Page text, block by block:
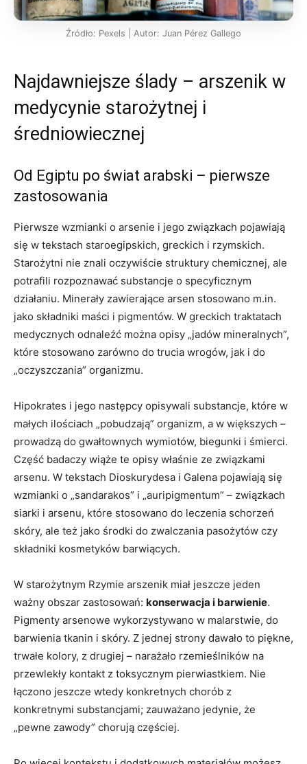
Źródło: Pexels | Autor: Juan Pérez Gallego
Najdawniejsze ślady – arszenik w
medycynie starożytnej i
średniowiecznej
Od Egiptu po świat arabski – pierwsze
zastosowania
Pierwsze wzmianki o arsenie i jego związkach pojawiają
się w tekstach staroegipskich, greckich i rzymskich.
Starożytni nie znali oczywiście struktury chemicznej, ale
potrafili rozpoznawać substancje o specyficznym
działaniu. Minerały zawierające arsen stosowano m.in.
jako składniki maści i pigmentów. W greckich traktatach
medycznych odnaleźć można opisy „jadów mineralnych”,
które stosowano zarówno do trucia wrogów, jak i do
„oczyszczania” organizmu.
Hipokrates i jego następcy opisywali substancje, które w
małych ilościach „pobudzają” organizm, a w większych –
prowadzą do gwałtownych wymiotów, biegunki i śmierci.
Część badaczy wiąże te opisy właśnie ze związkami
arsenu. W tekstach Dioskurydesa i Galena pojawiają się
wzmianki o „sandarakos” i „auripigmentum” – związkach
siarki i arsenu, które stosowano do leczenia schorzeń
skóry, ale też jako środki do zwalczania pasożytów czy
składniki kosmetyków barwiących.
W starożytnym Rzymie arszenik miał jeszcze jeden
ważny obszar zastosowań: konserwacja i barwienie.
Pigmenty arsenowe wykorzystywano w malarstwie, do
barwienia tkanin i skóry. Z jednej strony dawało to piękne,
trwałe kolory, z drugiej – narażało rzemieślników na
przewlekły kontakt z toksycznym pierwiastkiem. Nie
łączono jeszcze wtedy konkretnych chorób z
konkretnymi substancjami; zauważano jedynie, że
„pewne zawody” chorują częściej.